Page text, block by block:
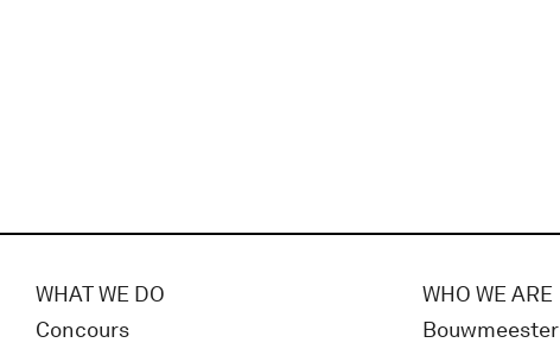
WHAT WE DO
Concours
WHO WE ARE
Bouwmeester